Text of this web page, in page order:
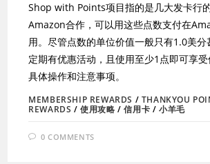
Shop with Points项目指的是几大发卡行
Amazon合作，可以用这些点数支付在
用。尽管点数的单位价值一般只有1.0美分
定期有优惠活动，且使用至少1点即可享
具体操作和注意事项。
MEMBERSHIP REWARDS / THANKYOU
REWARDS /使用攻略 /信用卡 /小羊毛
0 COMMENTS